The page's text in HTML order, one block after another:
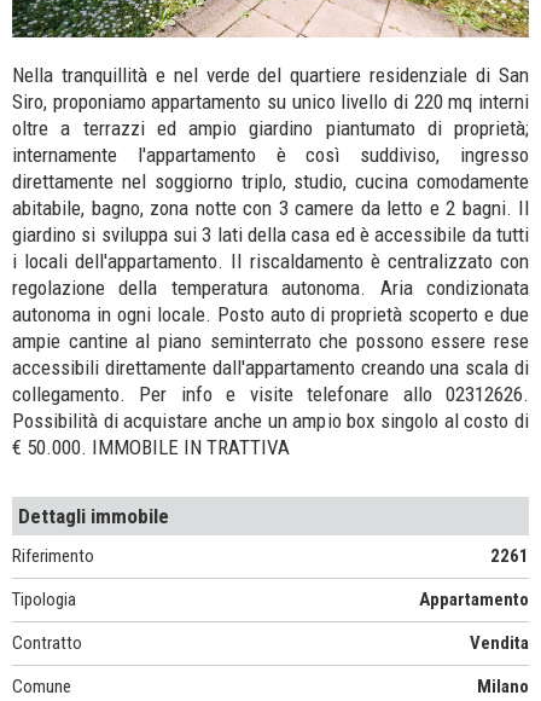
Nella tranquillità e nel verde del quartiere residenziale di San
Siro, proponiamo appartamento su unico livello di 220 mq interni
oltre a terrazzi ed ampio giardino piantumato di proprietà;
internamente l'appartamento è così suddiviso, ingresso
direttamente nel soggiorno triplo, studio, cucina comodamente
abitabile, bagno, zona notte con 3 camere da letto e 2 bagni. Il
giardino si sviluppa sui 3 lati della casa ed è accessibile da tutti
i locali dell'appartamento. Il riscaldamento è centralizzato con
regolazione della temperatura autonoma. Aria condizionata
autonoma in ogni locale. Posto auto di proprietà scoperto e due
ampie cantine al piano seminterrato che possono essere rese
accessibili direttamente dall'appartamento creando una scala di
collegamento. Per info e visite telefonare allo 02312626.
Possibilità di acquistare anche un ampio box singolo al costo di
€ 50.000. IMMOBILE IN TRATTIVA
Dettagli immobile
Riferimento
2261
Tipologia
Appartamento
Contratto
Vendita
Comune
Milano